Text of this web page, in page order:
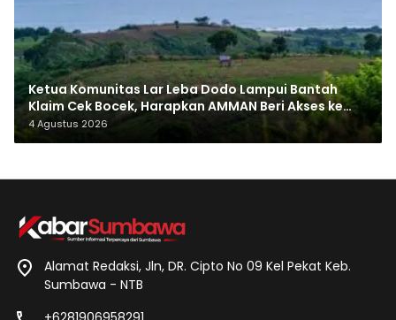
Ketua Komunitas Lar Leba Dodo Lampui Bantah
Klaim Cek Bocek, Harapkan AMMAN Beri Akses ke
Makam Leluhur
4 Agustus 2026
Alamat Redaksi, Jln, DR. Cipto No 09 Kel Pekat Keb.
Sumbawa - NTB